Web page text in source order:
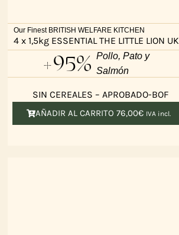
Our Finest BRITISH WELFARE KITCHEN
4 x 1,5kg ESSENTIAL THE LITTLE LION UK
+95% Pollo, Pato y
Salmón
SIN CEREALES – APROBADO-BOF
AÑADIR AL CARRITO76,00€ IVA incl.